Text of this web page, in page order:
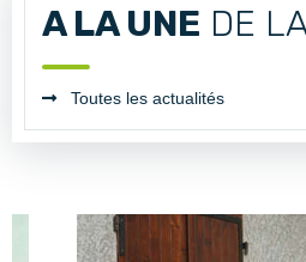
A LA UNE DE
Toutes les actualités